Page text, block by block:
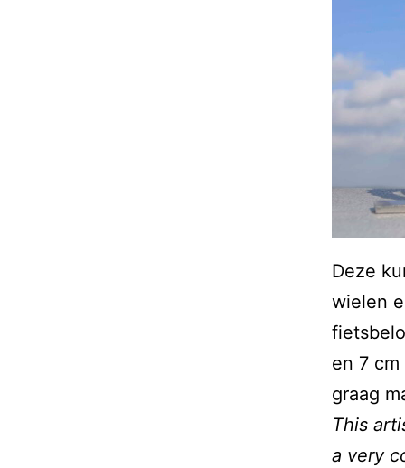
Deze
wielen
en 7
graag
This
a very